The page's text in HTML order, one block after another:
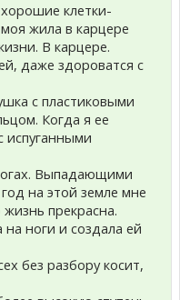
клетки-
жила в карцере
В карцере.
даже здороватся с
с пластиковыми
Когда я ее
Выпадающими
на этой земле мне
прекрасна.
на ноги и создала ей
без разбору косит,